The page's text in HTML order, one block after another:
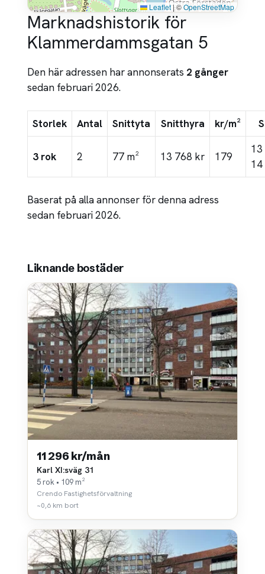
Leaflet|©OpenStreetMap
Marknadshistorik för
Klammerdammsgatan 5
Den här adressen har annonserats 2 gånger
sedan februari 2026.
Storlek Antal Snittyta Snitthyra kr/m²
3 rok 2 77 m² 13 768 kr 179
13
Baserat på alla annonser för denna adress
sedan februari 2026.
Liknande bostäder
11 296 kr/mån
Karl XI:sväg 31
5 rok • 109 m²
Crendo Fastighetsförvaltning
~0,6 km bort